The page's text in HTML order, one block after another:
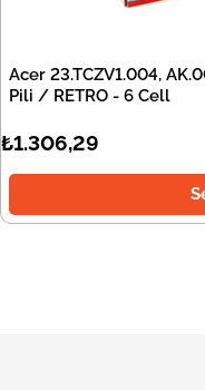
Acer 23.TCZV1.004,
Pili / RETRO - 6 Cell
₺1.306,29